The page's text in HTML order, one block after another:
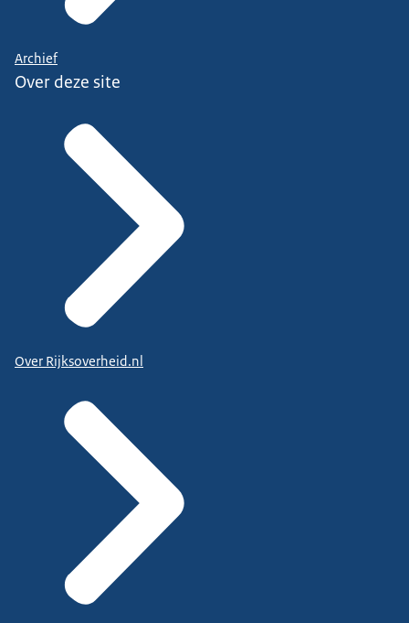
Archief
Over deze site
Over Rijksoverheid.nl